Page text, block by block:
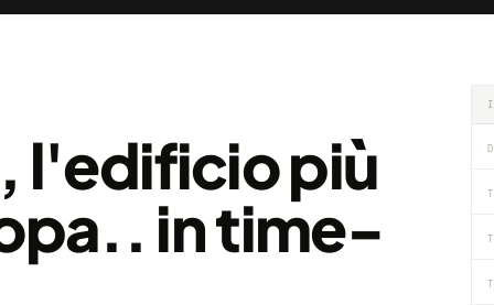
l'edificio più
in time-